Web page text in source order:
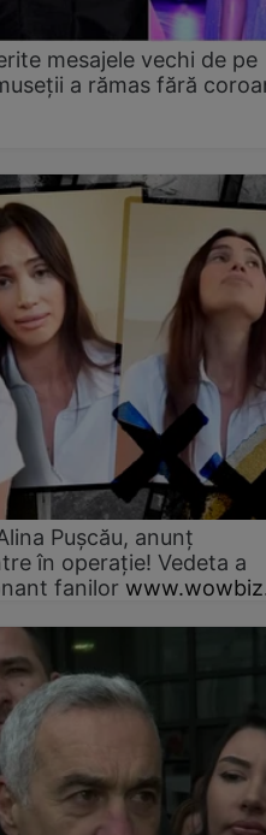
mesajele vechi de pe
a rămas fără
Pușcău, anunț
în operație! Vedeta a
fanilor